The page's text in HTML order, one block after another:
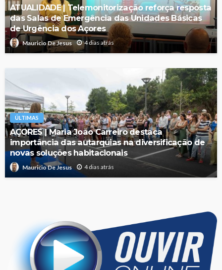
ATUALIDADE | Telemonitorização reforça resposta
das Salas de Emergência das Unidades Básicas
de Urgência dos Açores
Mauricio De Jesus 4 dias atrás
ÚLTIMAS
AÇORES | Maria João Carreiro destaca
importância das autarquias na diversificação de
novas soluções habitacionais
Mauricio De Jesus 4 dias atrás